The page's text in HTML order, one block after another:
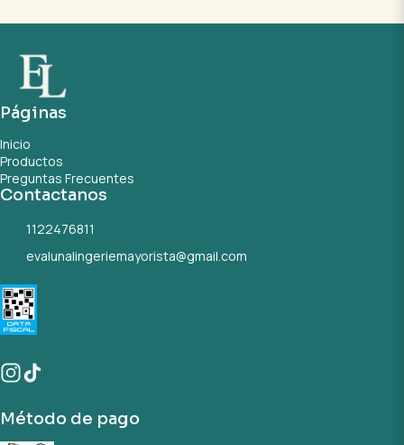
Páginas
Inicio
Productos
Preguntas Frecuentes
Contactanos
1122476811
evalunalingeriemayorista@gmail.com
Método de pago